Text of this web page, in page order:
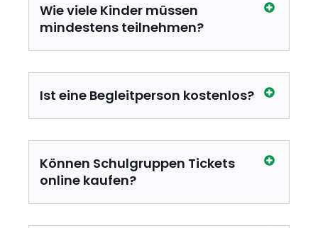
Wie viele Kinder müssen
mindestens teilnehmen?
Ist eine Begleitperson kostenlos?
Können Schulgruppen Tickets
online kaufen?